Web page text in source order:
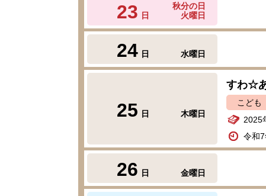
23 日
秋分の日
火曜日
24 日 水曜日
25 日 木曜日
すわ☆
こども
2025
令和
26 日 金曜日